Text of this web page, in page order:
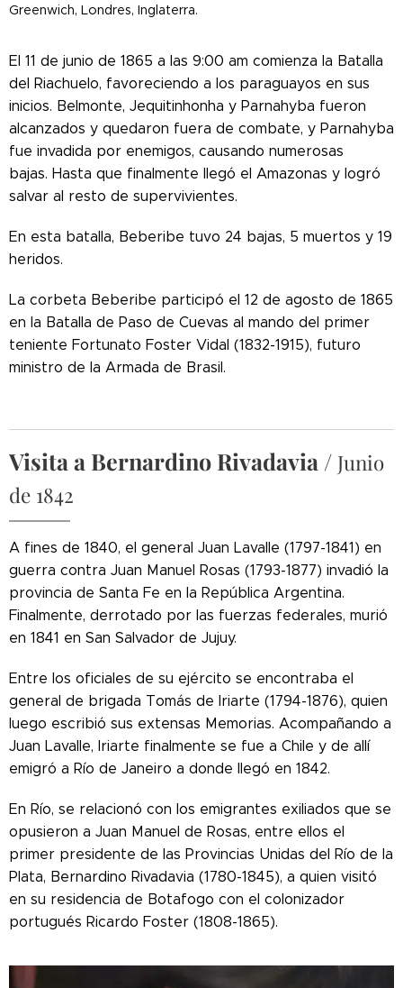
Greenwich, Londres, Inglaterra.
El 11 de junio de 1865 a las 9:00 am comienza la Batalla
del Riachuelo, favoreciendo a los paraguayos en sus
inicios. Belmonte, Jequitinhonha y Parnahyba fueron
alcanzados y quedaron fuera de combate, y Parnahyba
fue invadida por enemigos, causando numerosas
bajas. Hasta que finalmente llegó el Amazonas y logró
salvar al resto de supervivientes.
En esta batalla, Beberibe tuvo 24 bajas, 5 muertos y 19
heridos.
La corbeta Beberibe participó el 12 de agosto de 1865
en la Batalla de Paso de Cuevas al mando del primer
teniente Fortunato Foster Vidal (1832-1915), futuro
ministro de la Armada de Brasil.
Visita a Bernardino Rivadavia / Junio
de 1842
A fines de 1840, el general Juan Lavalle (1797-1841) en
guerra contra Juan Manuel Rosas (1793-1877) invadió la
provincia de Santa Fe en la República Argentina.
Finalmente, derrotado por las fuerzas federales, murió
en 1841 en San Salvador de Jujuy.
Entre los oficiales de su ejército se encontraba el
general de brigada Tomás de Iriarte (1794-1876), quien
luego escribió sus extensas Memorias. Acompañando a
Juan Lavalle, Iriarte finalmente se fue a Chile y de allí
emigró a Río de Janeiro a donde llegó en 1842.
En Río, se relacionó con los emigrantes exiliados que se
opusieron a Juan Manuel de Rosas, entre ellos el
primer presidente de las Provincias Unidas del Río de la
Plata, Bernardino Rivadavia (1780-1845), a quien visitó
en su residencia de Botafogo con el colonizador
portugués Ricardo Foster (1808-1865).